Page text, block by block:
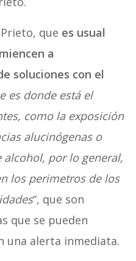
que es usual
a
soluciones con el
es donde está el
como la exposición
alucinógenas o
alcohol, por lo general,
los perimetros de los
“, que son
que se pueden
una alerta inmediata.